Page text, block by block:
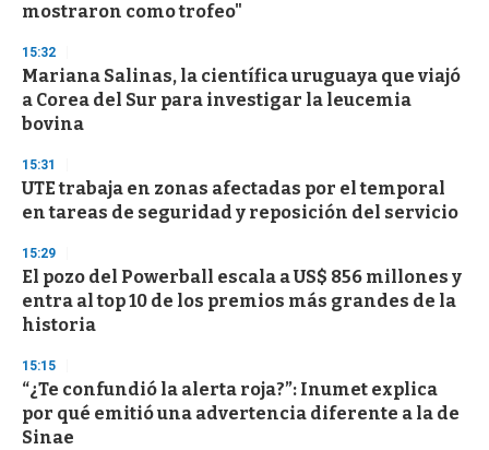
mostraron como trofeo"
15:32
Mariana Salinas, la científica uruguaya que viajó
a Corea del Sur para investigar la leucemia
bovina
15:31
UTE trabaja en zonas afectadas por el temporal
en tareas de seguridad y reposición del servicio
15:29
El pozo del Powerball escala a US$ 856 millones y
entra al top 10 de los premios más grandes de la
historia
15:15
“¿Te confundió la alerta roja?”: Inumet explica
por qué emitió una advertencia diferente a la de
Sinae